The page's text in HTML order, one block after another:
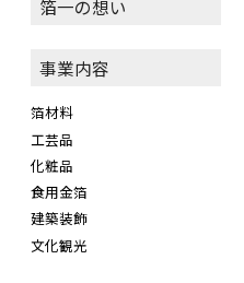
箔一の想い
事業内容
箔材料
工芸品
化粧品
食用金箔
建築装飾
文化観光